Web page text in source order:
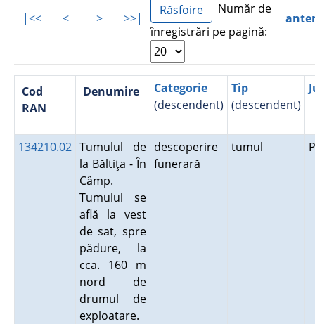
|<< < > >>|
Număr de
înregistrări pe pagină:
Cod
RAN
Denumire
Categorie
(descendent)
Tip
(descendent)
134210.02 Tumulul de
la Băltiţa - În
Câmp.
Tumulul se
află la vest
de sat, spre
pădure, la
cca. 160 m
nord de
drumul de
exploatare.
descoperire
funerară
tumul